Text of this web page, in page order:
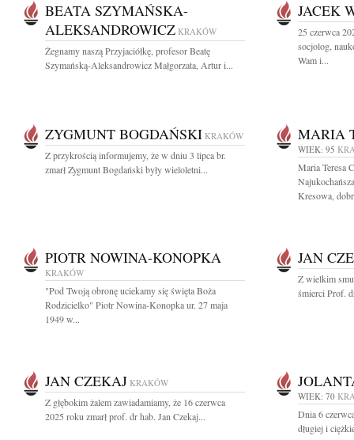
BEATA SZYMAŃSKA-
ALEKSANDROWICZ KRAKÓW
Żegnamy naszą Przyjaciółkę, profesor Beatę
Szymańską-Aleksandrowicz Małgorzata, Artur i...
JACEK
25 czerwca
socjolog,
Wam i...
ZYGMUNT BOGDAŃSKI KRAKÓW
Z przykrością informujemy, że w dniu 3 lipca br.
zmarł Zygmunt Bogdański były wieloletni...
MARIA
WIEK: 95
Maria Teresa
Kresowa,
PIOTR NOWINA-KONOPKA
KRAKÓW
"Pod Twoją obronę uciekamy się święta Boża
Rodzicielko" Piotr Nowina-Konopka ur. 27 maja
1949 w...
JAN
Z wielkim
śmierci Prof.
JAN CZEKAJ KRAKÓW
Z głębokim żalem zawiadamiamy, że 16 czerwca
2025 roku zmarł prof. dr hab. Jan Czekaj...
WIEK: 70
Dnia 6
długiej i